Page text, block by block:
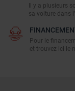
Il y a plusieurs
sa voiture dans
Pour le
et trouvez ici le